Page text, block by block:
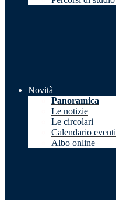
Novità
Panoramica
Le notizie
Le circolari
Calendario eventi
Albo online